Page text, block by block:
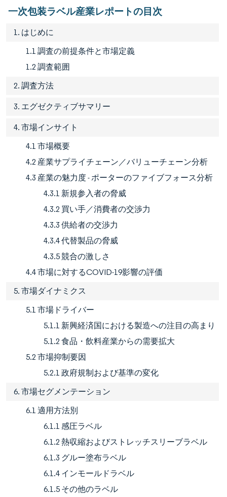
一次包装ラベル産業レポートの目次
1. はじめに
1.1 調査の前提条件と市場定義
1.2 調査範囲
2. 調査方法
3. エグゼクティブサマリー
4. 市場インサイト
4.1 市場概要
4.2 産業サプライチェーン／バリューチェーン分析
4.3 産業の魅力度 - ポーターのファイブフォース分析
4.3.1 新規参入者の脅威
4.3.2 買い手／消費者の交渉力
4.3.3 供給者の交渉力
4.3.4 代替製品の脅威
4.3.5 競合の激しさ
4.4 市場に対するCOVID-19影響の評価
5. 市場ダイナミクス
5.1 市場ドライバー
5.1.1 新興経済国における製造への注目の高まり
5.1.2 食品・飲料産業からの需要拡大
5.2 市場抑制要因
5.2.1 政府規制および基準の変化
6. 市場セグメンテーション
6.1 適用方法別
6.1.1 感圧ラベル
6.1.2 熱収縮およびストレッチスリーブラベル
6.1.3 グルー塗布ラベル
6.1.4 インモールドラベル
6.1.5 その他のラベル